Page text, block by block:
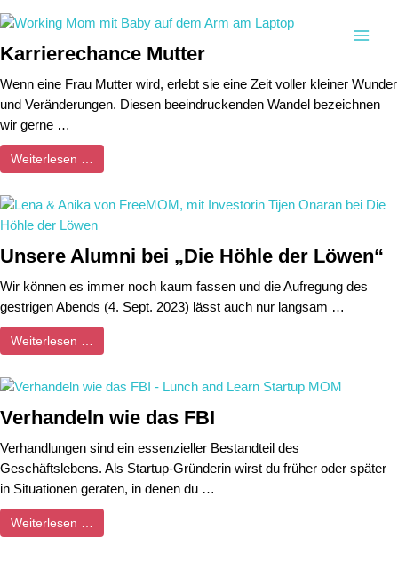
Inhalt
springen
Karrierechance Mutter
Wenn eine Frau Mutter wird, erlebt sie eine Zeit voller kleiner Wunder
und Veränderungen. Diesen beeindruckenden Wandel bezeichnen
wir gerne …
Weiterlesen …
Unsere Alumni bei „Die Höhle der Löwen“
Wir können es immer noch kaum fassen und die Aufregung des
gestrigen Abends (4. Sept. 2023) lässt auch nur langsam …
Weiterlesen …
Verhandeln wie das FBI
Verhandlungen sind ein essenzieller Bestandteil des
Geschäftslebens. Als Startup-Gründerin wirst du früher oder später
in Situationen geraten, in denen du …
Weiterlesen …